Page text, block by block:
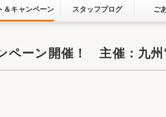
カースペース
度アンケート
ここちい
＆キャンペーン スタッフブログ ご
ペーン開催！ 主催：九州